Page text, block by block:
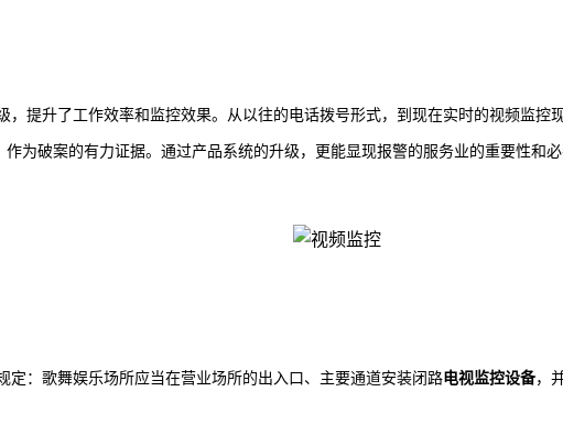
，提升了工作效率和监控效果。从以往的电话拨号形式，到现在实时的视频监
为破案的有力证据。通过产品系统的升级，更能显现报警的服务业的重要性和
定：歌舞娱乐场所应当在营业场所的出入口、主要通道安装闭路电视监控设备，